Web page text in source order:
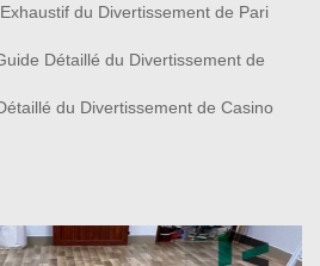
du Divertissement de Pari
Détaillé du Divertissement de
du Divertissement de Casino